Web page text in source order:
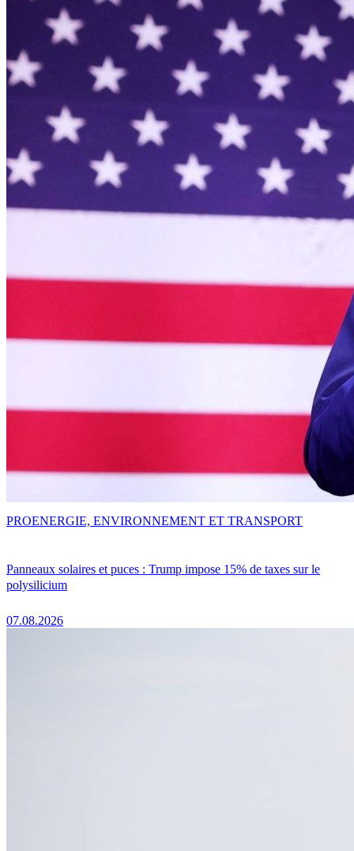
Panneaux solaires et puces : Trump impose 15% de taxes sur le
polysilicium
07.08.2026
PROENERGIE, ENVIRONNEMENT ET TRANSPORT